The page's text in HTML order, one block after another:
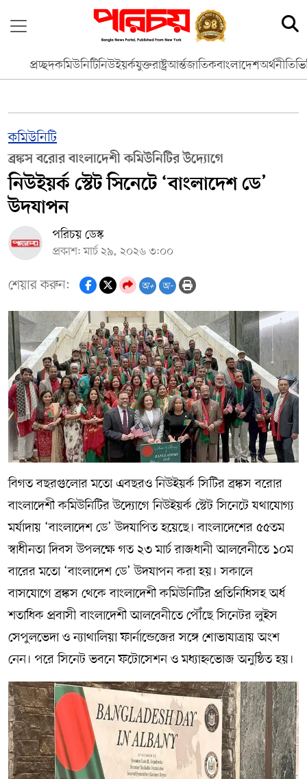
প্রচ্ছদকমিউনিটিনিউইয়র্কযুক্তরাষ্ট্রআর্ন্তজাতিকবাংলাদেশঅর্থনীতি
কমিউনিটি
ব্রঙ্কস বরোর বাংলাদেশী কমিউনিটির উদ্যোগে
নিউইয়র্ক স্টেট সিনেটে ‘বাংলাদেশ ডে’
উদযাপন
পরিচয় ডেস্ক
প্রকাশ: মার্চ ২৯, ২০২৬ ৩:০০
শেয়ার করুন: অ+ অ-
বিগত বছরগুলোর মতো এবছরও নিউইয়র্ক সিটির ব্রঙ্কস বরোর
বাংলাদেশী কমিউনিটির উদ্যোগে নিউইয়র্ক স্টেট সিনেটে যথাযোগ্য
মর্যাদায় ‘বাংলাদেশ ডে’ উদযাপিত হয়েছে। বাংলাদেশের ৫৫তম
স্বাধীনতা দিবস উপলক্ষে গত ২৩ মার্চ রাজধানী আলবেনীতে ১০ম
বারের মতো ‘বাংলাদেশ ডে’ উদযাপন করা হয়। সকালে
বাসযোগে ব্রঙ্কস থেকে বাংলাদেশী কমিউনিটির প্রতিনিধিসহ অর্ধ
শতাধিক প্রবাসী বাংলাদেশী আলবেনীতে পৌঁছে সিনেটর লুইস
সেপুলভেদা ও ন্যাথালিয়া ফার্নান্ডেজের সঙ্গে শোভাযাত্রায় অংশ
নেন। পরে সিনেট ভবনে ফটোসেশন ও মধ্যাহ্নভোজ অনুষ্ঠিত হয়।